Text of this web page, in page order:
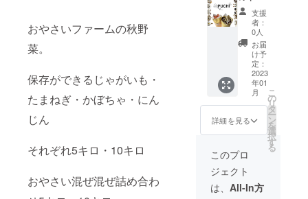
おやさいファームの秋野
菜。
保存ができるじゃがいも・
たまねぎ・かぼちゃ・にん
じん
それぞれ5キロ・10キロ
おやさい混ぜ混ぜ詰め合わ
名前を
記載し
ます、
希望の
お名前
会社
名、ロ
ゴなど
にも対
応いた
しま
す。 縦
ンチ横
30セン
チプ
レート
予定に
ントに
てク
レープ
提供い
たしま
す。 北
海道内
施設、
店舗で
の提供
いたし
ます。
プはそ
の場で
焼き提
供いた
しま
支援
者：
0人
お届
け予
定：
2023
年01
月
詳細を見る
こ
の
リ
タ
ー
ン
を
選
択
す
る
このプロ
ジェクト
は、 All-In方